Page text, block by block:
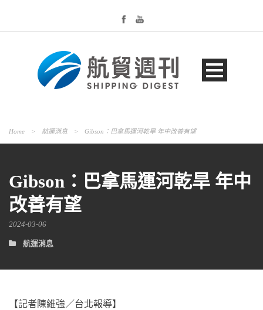
Home > 航運消息 > Gibson：巴拿馬運河乾旱 年中改善有望
Gibson：巴拿馬運河乾旱 年中
改善有望
2024-03-06
航運消息
【記者陳維強／台北報導】